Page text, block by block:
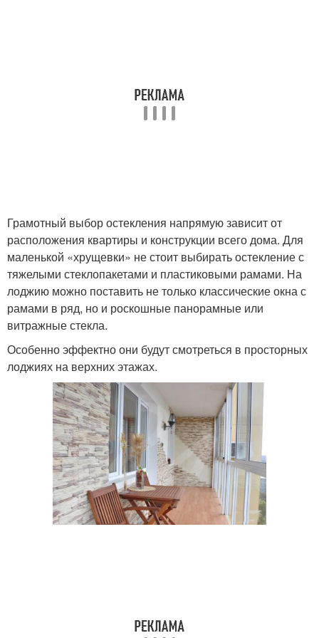
Грамотный выбор остекления напрямую зависит от
расположения квартиры и конструкции всего дома. Для
маленькой «хрущевки» не стоит выбирать остекление с
тяжелыми стеклопакетами и пластиковыми рамами. На
лоджию можно поставить не только классические окна с
рамами в ряд, но и роскошные панорамные или
витражные стекла.
Особенно эффектно они будут смотреться в просторных
лоджиях на верхних этажах.